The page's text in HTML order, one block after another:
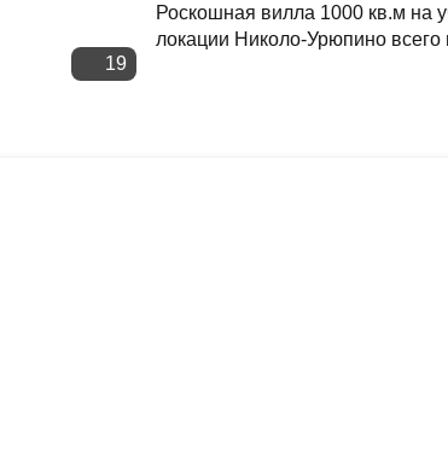
19
Роскошная вилла 1000 кв.м на
локации Николо-Урюпино